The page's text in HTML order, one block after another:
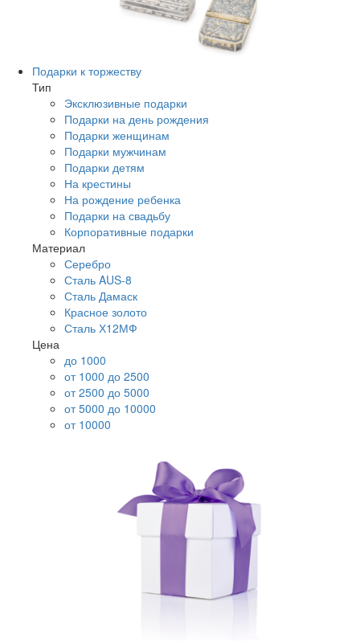
Подарки к торжеству
Тип
Эксклюзивные подарки
Подарки на день рождения
Подарки женщинам
Подарки мужчинам
Подарки детям
На крестины
На рождение ребенка
Подарки на свадьбу
Корпоративные подарки
Материал
Серебро
Сталь AUS-8
Сталь Дамаск
Красное золото
Сталь Х12МФ
Цена
до 1000
от 1000 до 2500
от 2500 до 5000
от 5000 до 10000
от 10000